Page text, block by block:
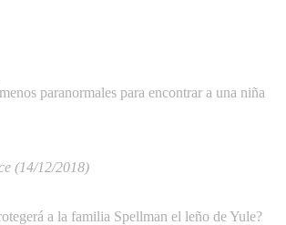
paranormales para encontrar a una niña
(14/12/2018)
a la familia Spellman el leño de Yule?